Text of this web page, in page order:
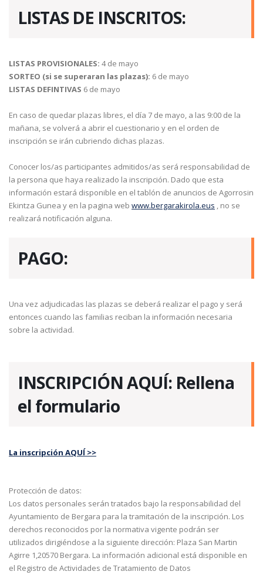
LISTAS DE INSCRITOS:
LISTAS PROVISIONALES: 4 de mayo
SORTEO (si se superaran las plazas): 6 de mayo
LISTAS DEFINTIVAS 6 de mayo
En caso de quedar plazas libres, el día 7 de mayo, a las 9:00 de la
mañana, se volverá a abrir el cuestionario y en el orden de
inscripción se irán cubriendo dichas plazas.
Conocer los/as participantes admitidos/as será responsabilidad de
la persona que haya realizado la inscripción. Dado que esta
información estará disponible en el tablón de anuncios de Agorrosin
Ekintza Gunea y en la pagina web www.bergarakirola.eus , no se
realizará notificación alguna.
PAGO:
Una vez adjudicadas las plazas se deberá realizar el pago y será
entonces cuando las familias reciban la información necesaria
sobre la actividad.
INSCRIPCIÓN AQUÍ: Rellena
el formulario
La inscripción AQUÍ >>
Protección de datos:
Los datos personales serán tratados bajo la responsabilidad del
Ayuntamiento de Bergara para la tramitación de la inscripción. Los
derechos reconocidos por la normativa vigente podrán ser
utilizados dirigiéndose a la siguiente dirección: Plaza San Martin
Agirre 1,20570 Bergara. La información adicional está disponible en
el Registro de Actividades de Tratamiento de Datos